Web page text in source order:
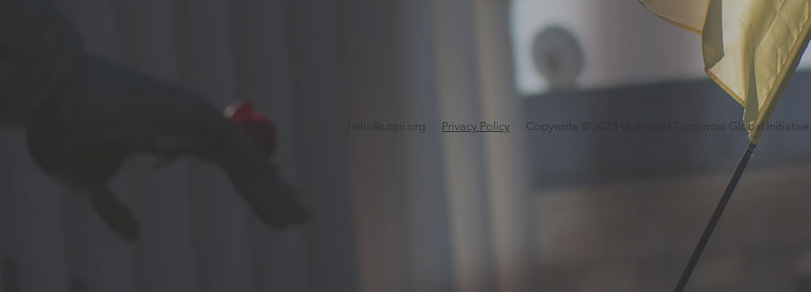
hello@utgii.org Privacy Policy Copywrite © 2023 Unlimited Tomorrow Global